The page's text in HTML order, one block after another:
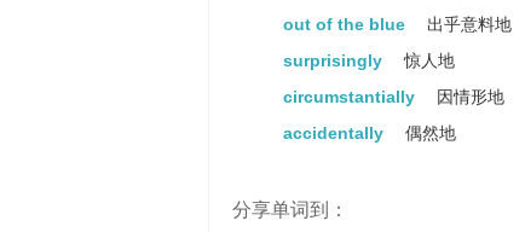
out of the blue
出乎意料地
surprisingly
惊人地
circumstantially
因情形地
accidentally
偶然地
分享单词到：